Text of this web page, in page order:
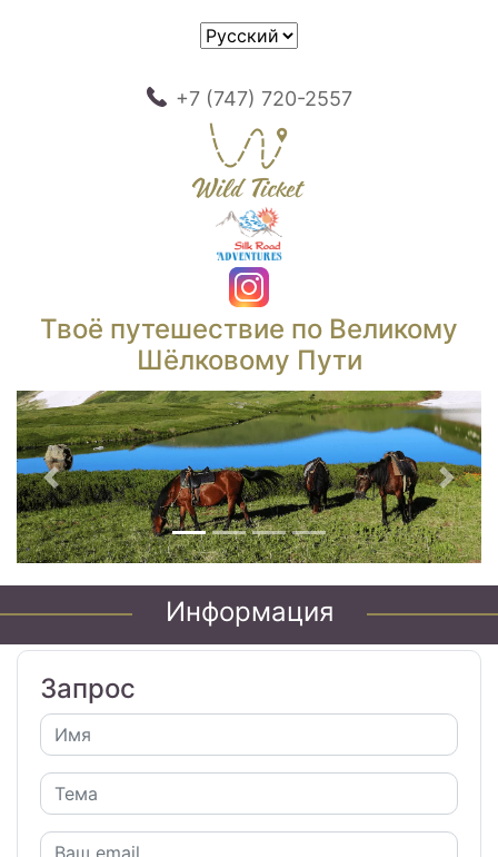
+7 (747) 720-2557
Твоё путешествие по Великому
Шёлковому Пути
Предыдущий
Информация
Запрос